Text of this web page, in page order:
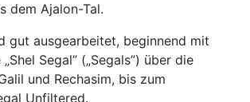
dem Ajalon-Tal.
gut ausgearbeitet, beginnend mit
Segal” („Segals”) über die
und Rechasim, bis zum
Unfiltered.